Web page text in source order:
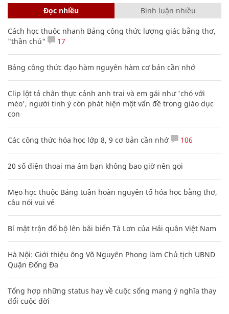
Đọc nhiều Bình luận nhiều
Cách học thuộc nhanh Bảng công thức lượng giác bằng thơ,
"thần chú"
17
Bảng công thức đạo hàm nguyên hàm cơ bản cần nhớ
Clip lột tả chân thực cảnh anh trai và em gái như 'chó với
mèo', người tinh ý còn phát hiện một vấn đề trong giáo dục
con
Các công thức hóa học lớp 8, 9 cơ bản cần nhớ 106
20 số điện thoại ma ám bạn không bao giờ nên gọi
Mẹo học thuộc Bảng tuần hoàn nguyên tố hóa học bằng thơ,
câu nói vui vẻ
Bí mật trận đổ bộ lên bãi biển Tà Lơn của Hải quân Việt Nam
Hà Nội: Giới thiệu ông Võ Nguyên Phong làm Chủ tịch UBND
Quận Đống Đa
Tổng hợp những status hay về cuộc sống mang ý nghĩa thay
đổi cuộc đời